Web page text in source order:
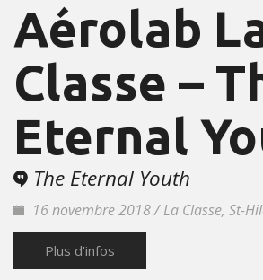
Aérolab
Classe –
Eternal
The Eternal Youth
16 novembre 2018 / La Classe, St-
Plus d'infos